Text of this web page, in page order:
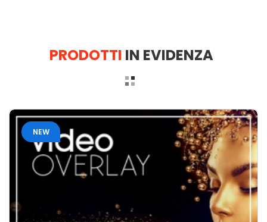
PRODOTTI IN EVIDENZA
NEW